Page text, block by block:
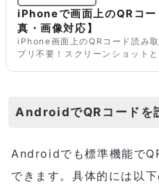
iPhoneで画面上のQRコー
真・画像対応】
iPhone画面上のQRコード読み
プリ不要！スクリーンショット
AndroidでQRコードを
Androidでも標準機能で
できます。具体的には以